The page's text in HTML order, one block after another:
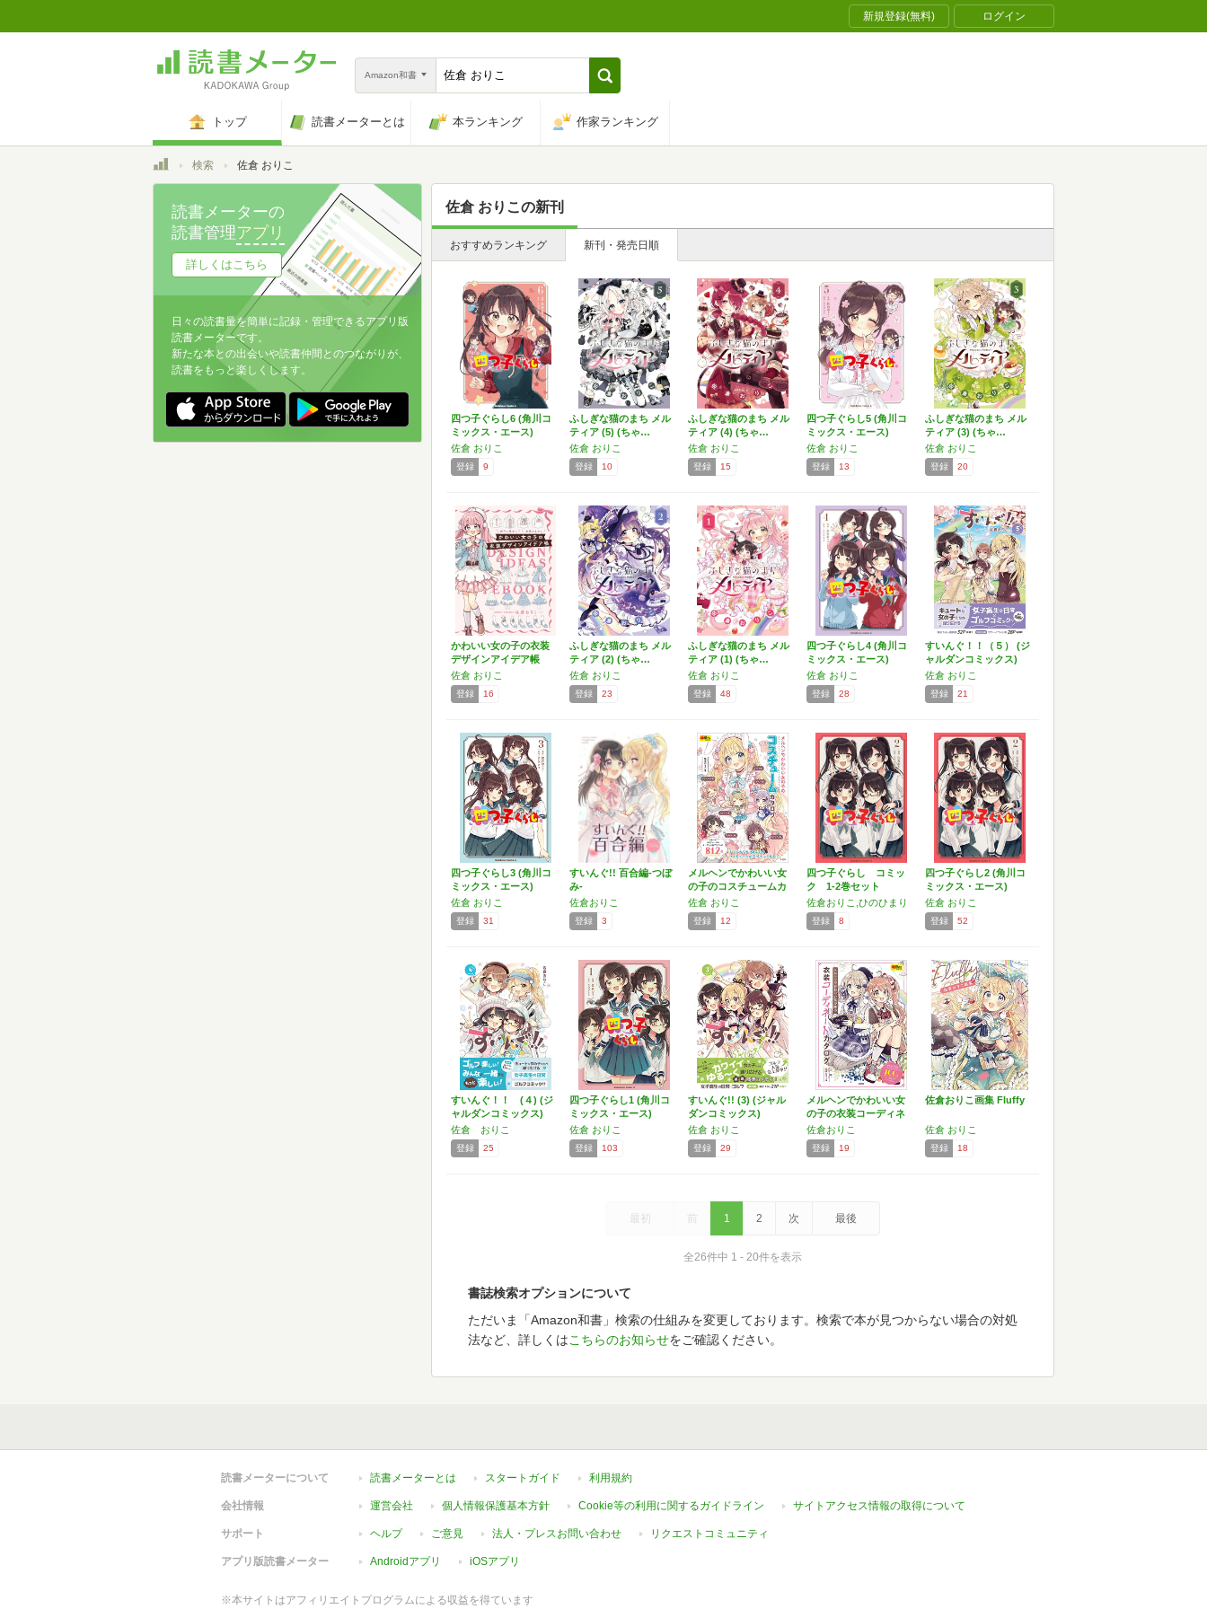
新規登録(無料) ログイン
Amazon和書
トップ 読書メーターとは 本ランキング 作家ランキング
トップ検索 佐倉 おりこ
佐倉 おりこ の新刊
おすすめランキング 新刊・発売日順
四つ子ぐらし6 (角川コ
ミックス・エース)
佐倉 おりこ
登録 9
ふしぎな猫のまち メル
ティア (5) (ちゃ…
佐倉 おりこ
登録 10
ふしぎな猫のまち メル
ティア (4) (ちゃ…
佐倉 おりこ
登録 15
四つ子ぐらし5 (角川コ
ミックス・エース)
佐倉 おりこ
登録 13
ふしぎな猫のまち メル
ティア (3) (ちゃ…
佐倉 おりこ
登録 20
かわいい女の子の衣装
デザインアイデア帳
佐倉 おりこ
登録 16
ふしぎな猫のまち メル
ティア (2) (ちゃ…
佐倉 おりこ
登録 23
ふしぎな猫のまち メル
ティア (1) (ちゃ…
佐倉 おりこ
登録 48
四つ子ぐらし4 (角川コ
ミックス・エース)
佐倉 おりこ
登録 28
すいんぐ！！（５） (ジ
ャルダンコミックス)
佐倉 おりこ
登録 21
四つ子ぐらし3 (角川コ
ミックス・エース)
佐倉 おりこ
登録 31
すいんぐ!! 百合編-つぼ
み-
佐倉おりこ
登録 3
メルヘンでかわいい女
の子のコスチュームカ
タロ…
佐倉 おりこ
登録 12
四つ子ぐらし コミッ
ク 1-2巻セット
佐倉おりこ,ひのひまり
登録 8
四つ子ぐらし2 (角川コ
ミックス・エース)
佐倉 おりこ
登録 52
すいんぐ！！ (４) (ジ
ャルダンコミックス)
佐倉 おりこ
登録 25
四つ子ぐらし1 (角川コ
ミックス・エース)
佐倉 おりこ
登録 103
すいんぐ!! (3) (ジャル
ダンコミックス)
佐倉 おりこ
登録 29
メルヘンでかわいい女
の子の衣装コーディネ
ート…
佐倉おりこ
登録 19
佐倉おりこ画集 Fluffy
佐倉 おりこ
登録 18
最初 前 1 2 次 最後
全26件中 1 - 20件を表示
書誌検索オプションについて
ただいま「Amazon和書」検索の仕組みを変更しております。検索で本が見つからない場合の対処
法など、詳しくはこちらのお知らせをご確認ください。
読書メーターの
読書管理アプリ
詳しくはこちら
日々の読書量を簡単に記録・管理できるアプリ版
読書メーターです。
新たな本との出会いや読書仲間とのつながりが、
読書をもっと楽しくします。
読書メーターについて 読書メーターとは スタートガイド 利用規約
会社情報 運営会社 個人情報保護基本方針 Cookie等の利用に関するガイドライン サイトアクセス情報の取得について
サポート ヘルプ ご意見 法人・プレスお問い合わせ リクエストコミュニティ
アプリ版読書メーター Androidアプリ iOSアプリ
※本サイトはアフィリエイトプログラムによる収益を得ています